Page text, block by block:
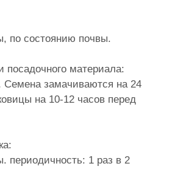
по состоянию почвы.
посадочного материала:
замачиваются на 24
на 10-12 часов перед
периодичность: 1 раз в 2